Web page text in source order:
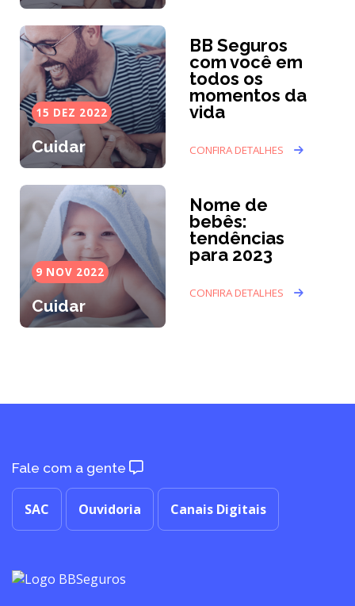
15 DEZ 2022
Cuidar
BB Seguros
com você em
todos os
momentos da
vida
CONFIRA DETALHES
9 NOV 2022
Cuidar
Nome de
bebês:
tendências
para 2023
CONFIRA DETALHES
Fale com a gente
SAC Ouvidoria Canais Digitais